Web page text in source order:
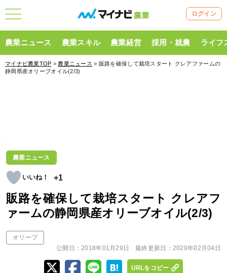
ログイン
農業ニュース 農業スキル 農業経営 採用・就農 ライフ
マイナビ農業TOP > 農業ニュース > 販路を確保して栽培スタート クレアファームの
静岡県産オリーブオイル(2/3)
農業ニュース
+1
販路を確保して栽培スタート クレアフ
ァームの静岡県産オリーブオイル(2/3)
オリーブ
公開日：2018年01月29日 最終更新日： 2020年02月04日
URLをコピー